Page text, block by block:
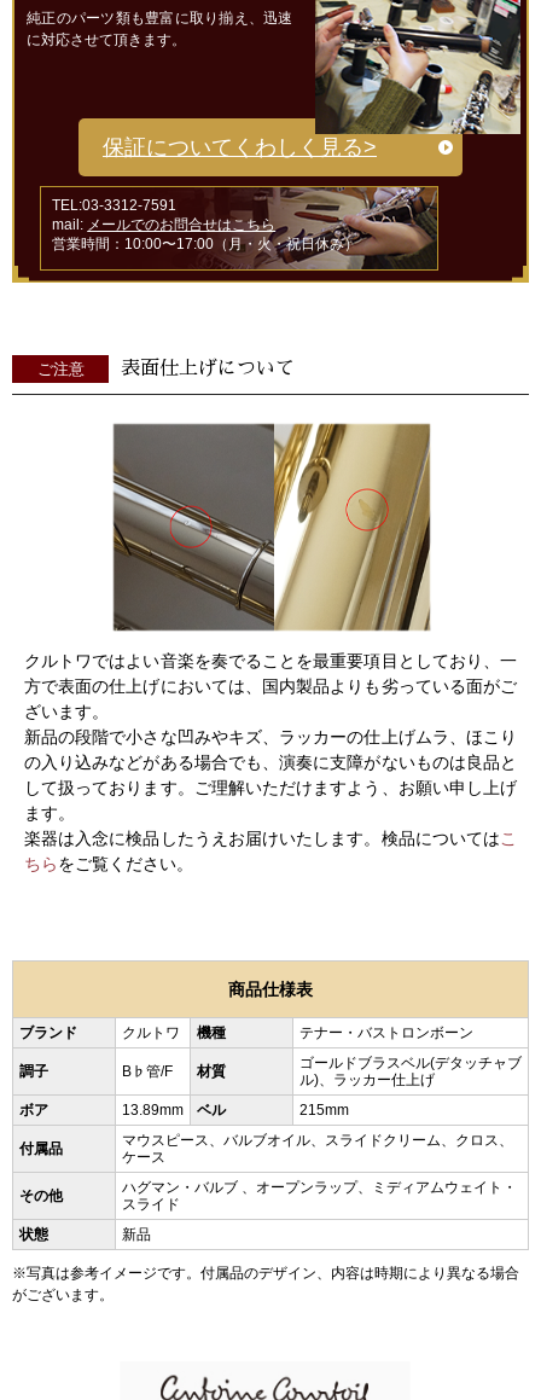
純正のパーツ類も豊富に取り揃え、迅速
に対応させて頂きます。
保証についてくわしく見る>
TEL:03-3312-7591
mail: メールでのお問合せはこちら
営業時間：10:00〜17:00（月・火・祝日休み）
ご注意 表面仕上げについて
クルトワではよい音楽を奏でることを最重要項目としており、一
方で表面の仕上げにおいては、国内製品よりも劣っている面がご
ざいます。
新品の段階で小さな凹みやキズ、ラッカーの仕上げムラ、ほこり
の入り込みなどがある場合でも、演奏に支障がないものは良品と
して扱っております。ご理解いただけますよう、お願い申し上げ
ます。
楽器は入念に検品したうえお届けいたします。検品についてはこ
ちらをご覧ください。
商品仕様表
ブランド クルトワ 機種 テナー・バストロンボーン
調子 B♭管/F 材質
ゴールドブラスベル(デタッチャブ
ル)、ラッカー仕上げ
ボア
13.89mm ベル 215mm
付属品
マウスピース、バルブオイル、スライドクリーム、クロス、
ケース
その他
ハグマン・バルブ 、オープンラップ、ミディアムウェイト・
スライド
状態
新品
※写真は参考イメージです。付属品のデザイン、内容は時期により異なる場合
がございます。